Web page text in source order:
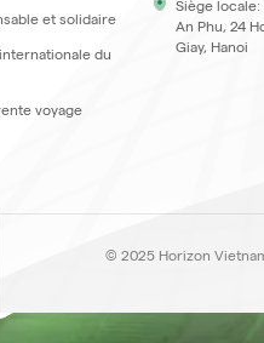
et solidaire
du
voyage
Siège
An Phu, 24
Giay, Hanoi
© 2025 Horizon